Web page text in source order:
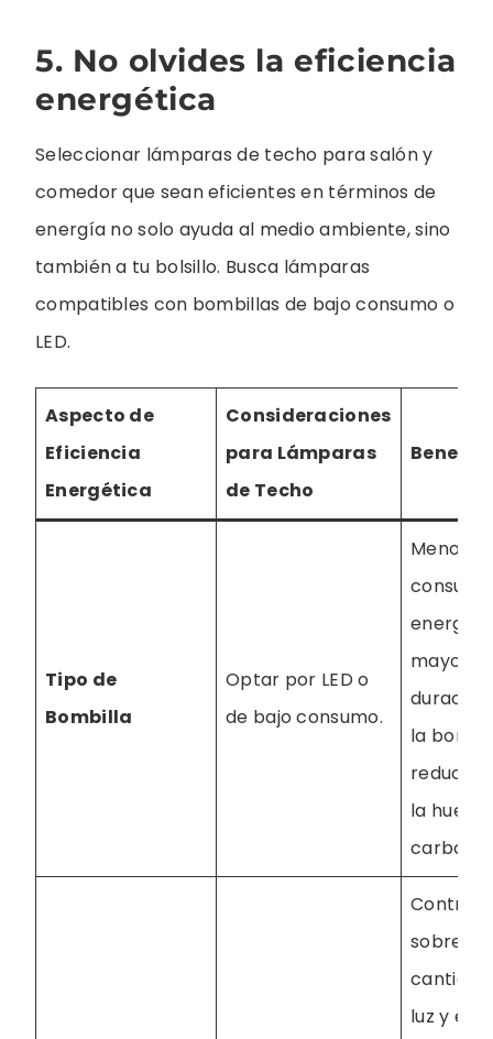
5. No olvides la eficiencia
energética
Seleccionar lámparas de techo para salón y
comedor que sean eficientes en términos de
energía no solo ayuda al medio ambiente, sino
también a tu bolsillo. Busca lámparas
compatibles con bombillas de bajo consumo o
LED.
Aspecto de
Eficiencia
Energética
Consideraciones
para Lámparas
de Techo
Tipo de
Bombilla
Optar por LED o
de bajo consumo.
Menor
energía,
mayor
duración
la
la huella
carbono.
Control
sobre la
luz y